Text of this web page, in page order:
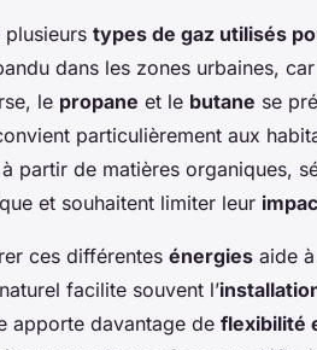
plusieurs types de gaz utilisés
dans les zones urbaines,
le propane et le butane se
particulièrement aux
partir de matières organiques,
et souhaitent limiter leur
ces différentes énergies aide
facilite souvent l’
apporte davantage de flexibilité